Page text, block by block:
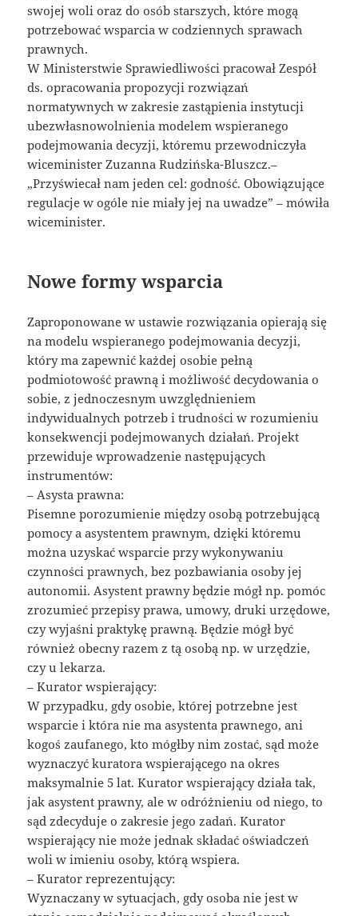
swojej woli oraz do osób starszych, które mogą
potrzebować wsparcia w codziennych sprawach
prawnych.
W Ministerstwie Sprawiedliwości pracował Zespół
ds. opracowania propozycji rozwiązań
normatywnych w zakresie zastąpienia instytucji
ubezwłasnowolnienia modelem wspieranego
podejmowania decyzji, któremu przewodniczyła
wiceminister Zuzanna Rudzińska-Bluszcz.–
„Przyświecał nam jeden cel: godność. Obowiązujące
regulacje w ogóle nie miały jej na uwadze” – mówiła
wiceminister.
Nowe formy wsparcia
Zaproponowane w ustawie rozwiązania opierają się
na modelu wspieranego podejmowania decyzji,
który ma zapewnić każdej osobie pełną
podmiotowość prawną i możliwość decydowania o
sobie, z jednoczesnym uwzględnieniem
indywidualnych potrzeb i trudności w rozumieniu
konsekwencji podejmowanych działań. Projekt
przewiduje wprowadzenie następujących
instrumentów:
– Asysta prawna:
Pisemne porozumienie między osobą potrzebującą
pomocy a asystentem prawnym, dzięki któremu
można uzyskać wsparcie przy wykonywaniu
czynności prawnych, bez pozbawiania osoby jej
autonomii. Asystent prawny będzie mógł np. pomóc
zrozumieć przepisy prawa, umowy, druki urzędowe,
czy wyjaśni praktykę prawną. Będzie mógł być
również obecny razem z tą osobą np. w urzędzie,
czy u lekarza.
– Kurator wspierający:
W przypadku, gdy osobie, której potrzebne jest
wsparcie i która nie ma asystenta prawnego, ani
kogoś zaufanego, kto mógłby nim zostać, sąd może
wyznaczyć kuratora wspierającego na okres
maksymalnie 5 lat. Kurator wspierający działa tak,
jak asystent prawny, ale w odróżnieniu od niego, to
sąd zdecyduje o zakresie jego zadań. Kurator
wspierający nie może jednak składać oświadczeń
woli w imieniu osoby, którą wspiera.
– Kurator reprezentujący:
Wyznaczany w sytuacjach, gdy osoba nie jest w